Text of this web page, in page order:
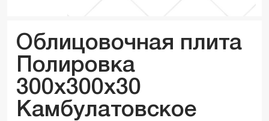
Облицовочная плита
Полировка
300x300x30
Камбулатовское